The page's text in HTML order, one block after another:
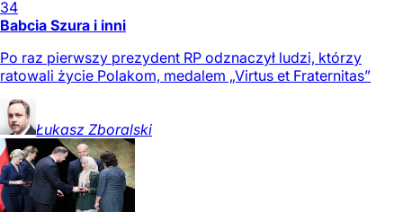
34
Babcia Szura i inni
Po raz pierwszy prezydent RP odznaczył ludzi, którzy
ratowali życie Polakom, medalem „Virtus et Fraternitas”
Łukasz Zboralski